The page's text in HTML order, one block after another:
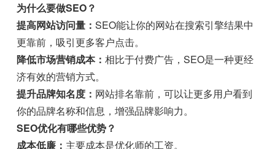
为什么要做SEO？
提高网站访问量：SEO能让你的网站在搜索引擎结果中
更靠前，吸引更多客户点击。
降低市场营销成本：相比于付费广告，SEO是一种更经
济有效的营销方式。
提升品牌知名度： 网站排名靠前，可以让更多用户看到
你的品牌名称和信息，增强品牌影响力。
SEO优化有哪些优势？
成本低廉： 主要成本是优化师的工资。